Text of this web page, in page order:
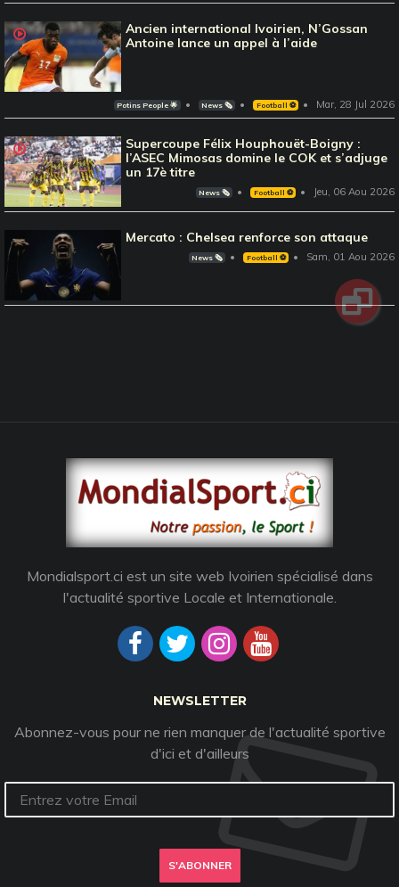
Ancien international Ivoirien, N’Gossan
Antoine lance un appel à l’aide
Potins People 🌟 News 🗞️ Football ⚽️ Mar, 28 Jul 2026
Supercoupe Félix Houphouët-Boigny :
l’ASEC Mimosas domine le COK et s’adjuge
un 17è titre
News 🗞️ Football ⚽️ Jeu, 06 Aou 2026
Mercato : Chelsea renforce son attaque
News 🗞️ Football ⚽️ Sam, 01 Aou 2026
Mondialsport.ci est un site web Ivoirien spécialisé dans
l'actualité sportive Locale et Internationale.
NEWSLETTER
Abonnez-vous pour ne rien manquer de l'actualité sportive
d'ici et d'ailleurs
S'ABONNER